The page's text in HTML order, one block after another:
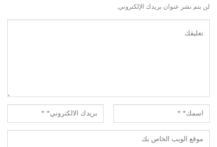
لن يتم نشر عنوان بريدك الإلكتروني.